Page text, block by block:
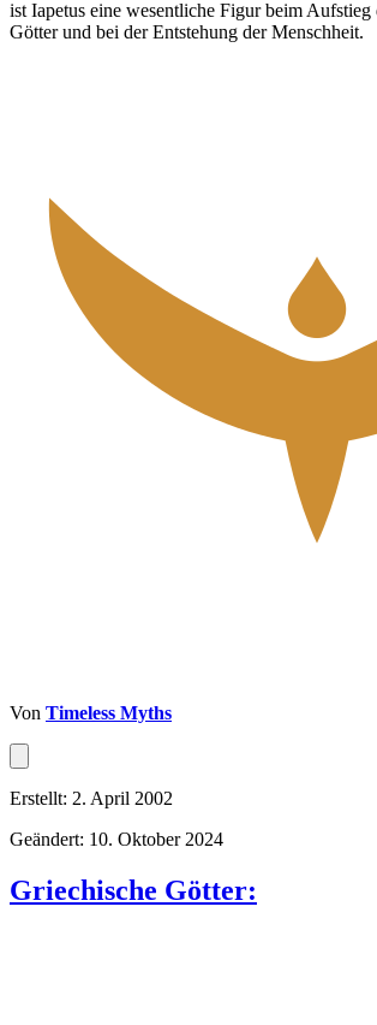
ist Iapetus eine wesentliche Figur beim Aufstieg
Götter und bei der Entstehung der Menschheit.
Von Timeless Myths
Erstellt: 2. April 2002
Geändert: 10. Oktober 2024
Griechische Götter: